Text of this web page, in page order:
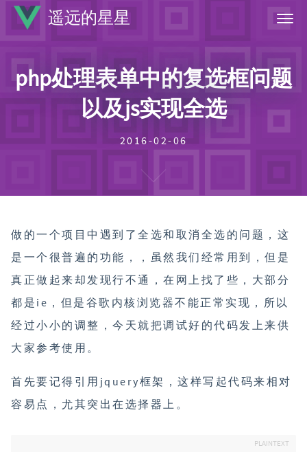
遥远的星星
标签
归档
关于
php处理表单中的复选框问题
以及js实现全选
2016-02-06
做的一个项目中遇到了全选和取消全选的问题，这
是一个很普遍的功能，，虽然我们经常用到，但是
真正做起来却发现行不通，在网上找了些，大部分
都是ie，但是谷歌内核浏览器不能正常实现，所以
经过小小的调整，今天就把调试好的代码发上来供
大家参考使用。
首先要记得引用jquery框架，这样写起代码来相对
容易点，尤其突出在选择器上。